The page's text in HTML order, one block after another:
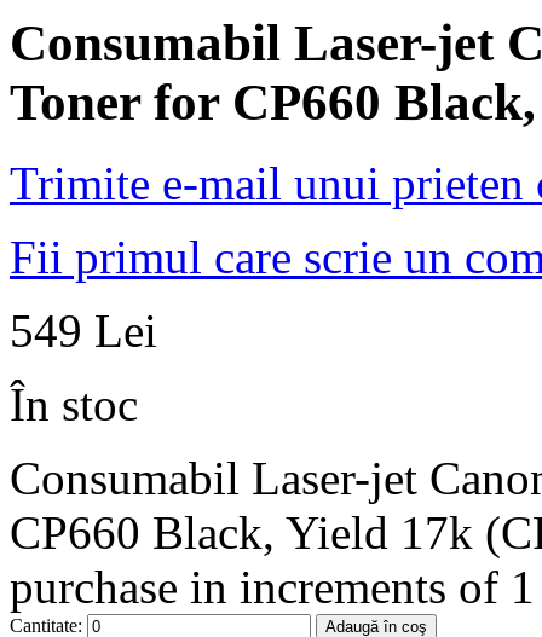
Consumabil Laser-jet
Toner for CP660
Trimite e-mail unui prieten
Fii primul care scrie un
549 Lei
În stoc
Consumabil Laser-jet
CP660 Black, Yield 17k
purchase in increments of 1
Cantitate: Adaugă în coş